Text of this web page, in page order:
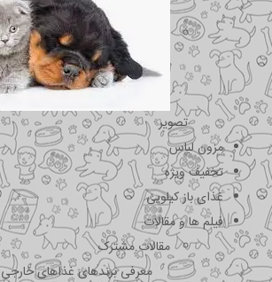
تصویر
مزون لباس
تخفیف ویژه
غذای باز کیلویی
فیلم ها و مقالات
مقالات مشترک
معرفی برندهای غذاهای خارجی